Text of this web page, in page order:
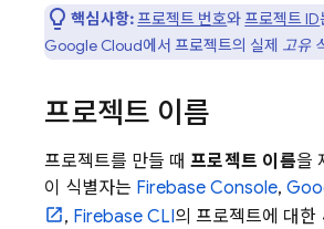
핵심사항:프로젝트 번호와프로젝트 ID
Google Cloud에서 프로젝트의 실제 고유
프로젝트 이름
프로젝트를 만들 때 프로젝트 이름을
이 식별자는 Firebase Console,
, Firebase CLI의 프로젝트에 대한